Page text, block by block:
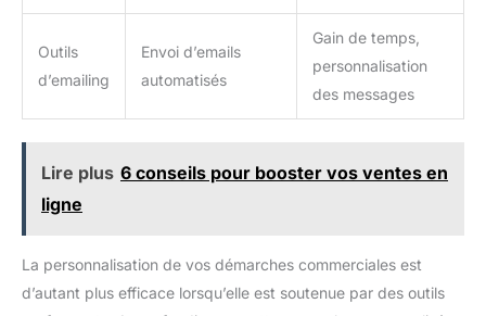
Outils
d’emailing
Envoi d’emails
automatisés
Gain de temps,
personnalisation
des messages
Lire plus 6 conseils pour booster vos ventes en
ligne
La personnalisation de vos démarches commerciales est
d’autant plus efficace lorsqu’elle est soutenue par des outils